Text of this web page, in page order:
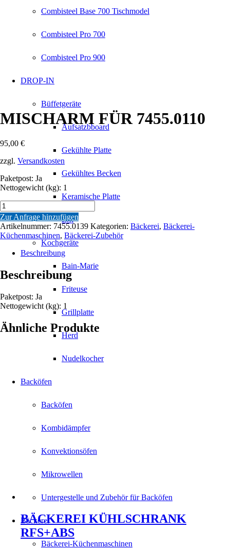
Combisteel Base 700 Tischmodel
Combisteel Pro 700
Combisteel Pro 900
DROP-IN
Büffetgeräte
Aufsatzbboard
Gekühlte Platte
Gekühltes Becken
Keramische Platte
Lift
Kochgeräte
Bain-Marie
Friteuse
Grillplatte
Herd
Nudelkocher
Backöfen
Backöfen
Kombidämpfer
Konvektionsöfen
Mikrowellen
Untergestelle und Zubehör für Backöfen
Bäckerei
Bäckerei-Küchenmaschinen
MISCHARM FÜR 7455.0110
95,00 €
zzgl. Versandkosten
Paketpost: Ja
Nettogewicht (kg): 1
MISCHARM
FÜR
7455.0110
Menge
Zur Anfrage hinzufügen
Artikelnummer: 7455.0139 Kategorien: Bäckerei, Bäckerei-
Küchenmaschinen, Bäckerei-Zubehör
Beschreibung
Beschreibung
Paketpost: Ja
Nettogewicht (kg): 1
Ähnliche Produkte
BÄCKEREI KÜHLSCHRANK
RFS+ABS